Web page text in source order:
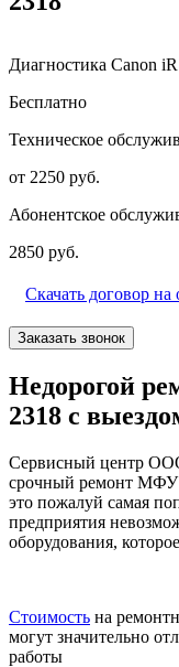
Диагностика Canon
Бесплатно
Техническое
от 2250 руб.
Абонентское
2850 руб.
Скачать договор
Заказать звонок
Недорогой
2318 с
Сервисный центр
срочный ремонт МФУ
это пожалуй самая
предприятия
оборудования,
Стоимость на
могут значительно
работы